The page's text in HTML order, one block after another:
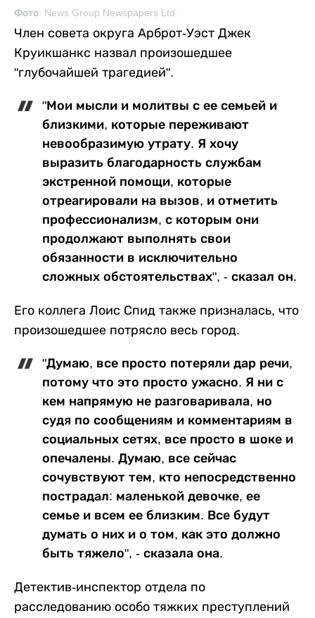
Фото: News Group Newspapers Ltd.
Член совета округа Арброт-Уэст Джек
Круикшанкс назвал произошедшее
"глубочайшей трагедией".
"Мои мысли и молитвы с ее семьей и
близкими, которые переживают
невообразимую утрату. Я хочу
выразить благодарность службам
экстренной помощи, которые
отреагировали на вызов, и отметить
профессионализм, с которым они
продолжают выполнять свои
обязанности в исключительно
сложных обстоятельствах", - сказал он.
Его коллега Лоис Спид также призналась, что
произошедшее потрясло весь город.
"Думаю, все просто потеряли дар речи,
потому что это просто ужасно. Я ни с
кем напрямую не разговаривала, но
судя по сообщениям и комментариям в
социальных сетях, все просто в шоке и
опечалены. Думаю, все сейчас
сочувствуют тем, кто непосредственно
пострадал: маленькой девочке, ее
семье и всем ее близким. Все будут
думать о них и о том, как это должно
быть тяжело", - сказала она.
Детектив-инспектор отдела по
расследованию особо тяжких преступлений